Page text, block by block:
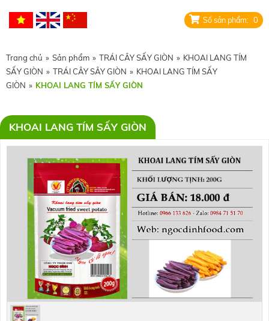
0
Trang chủ » Sản phẩm » TRÁI CÂY SẤY GIÒN » KHOAI LANG TÍM
SẤY GIÒN » TRÁI CÂY SÂY GIÒN » KHOAI LANG TÍM SẤY
GIÒN » KHOAI LANG TÍM SẤY GIÒN
KHOAI LANG TÍM SẤY GIÒN